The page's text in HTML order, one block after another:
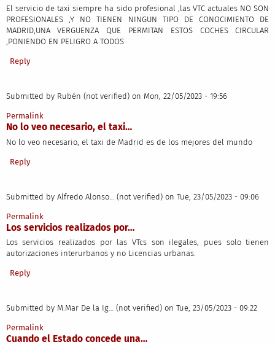
El servicio de taxi siempre ha sido profesional ,las VTC actuales NO SON
PROFESIONALES ,Y NO TIENEN NINGUN TIPO DE CONOCIMIENTO DE
MADRID,UNA VERGUENZA QUE PERMITAN ESTOS COCHES CIRCULAR
,PONIENDO EN PELIGRO A TODOS
Reply
Submitted by Rubén (not verified) on Mon, 22/05/2023 - 19:56
Permalink
No lo veo necesario, el taxi…
No lo veo necesario, el taxi de Madrid es de los mejores del mundo
Reply
Submitted by Alfredo Alonso… (not verified) on Tue, 23/05/2023 - 09:06
Permalink
Los servicios realizados por…
Los servicios realizados por las VTcs son ilegales, pues solo tienen
autorizaciones interurbanos y no Licencias urbanas.
Reply
Submitted by M.Mar De la Ig… (not verified) on Tue, 23/05/2023 - 09:22
Permalink
Cuando el Estado concede una…